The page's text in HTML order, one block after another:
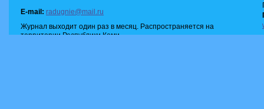
E-mail: radugnie@mail.ru
Журнал выходит один раз в месяц. Распространяется на
территории Республики Коми.